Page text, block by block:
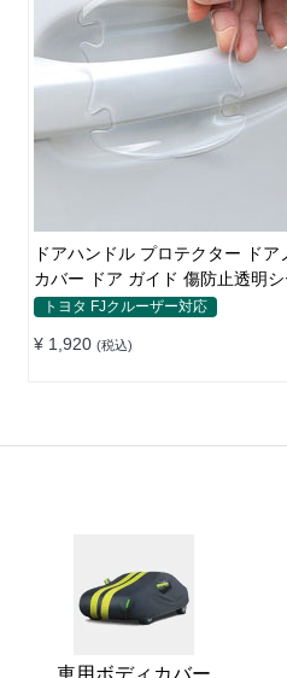
ドアハンドル プロテクター ドア
カバー ドア ガイド 傷防止透明シ
カバー ステッカー 保護 傷防止 ド
トヨタ FJクルーザー対応
¥ 1,920 (税込)
車用ボディカバー